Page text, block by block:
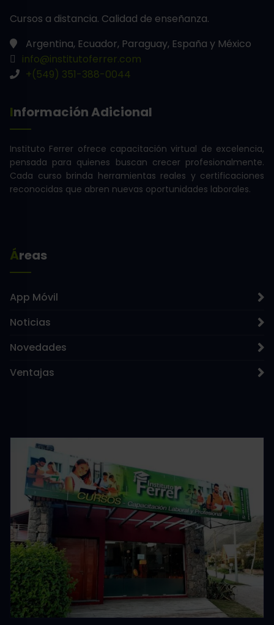
Cursos a distancia. Calidad de enseñanza.
Argentina, Ecuador, Paraguay, España y México
info@institutoferrer.com
+(549) 351-388-0044
Información Adicional
Instituto Ferrer ofrece capacitación virtual de excelencia,
pensada para quienes buscan crecer profesionalmente.
Cada curso brinda herramientas reales y certificaciones
reconocidas que abren nuevas oportunidades laborales.
Áreas
App Móvil
Noticias
Novedades
Ventajas